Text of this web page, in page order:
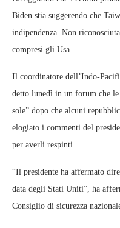
Biden stia suggerendo che
indipendenza. Non
compresi gli Usa.
Il coordinatore dell’Indo-
detto lunedì in un forum che le
sole” dopo che alcuni
elogiato i commenti del
per averli respinti.
“Il presidente ha affermato
data degli Stati Uniti”, ha
Consiglio di sicurezza